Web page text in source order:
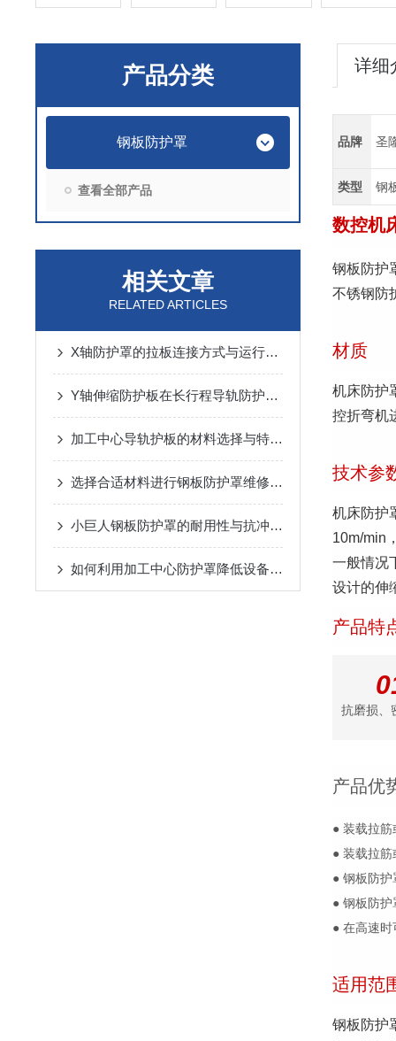
产品分类
钢板防护罩
查看全部产品
相关文章
RELATED ARTICLES
X轴防护罩的拉板连接方式与运行噪音控制
Y轴伸缩防护板在长行程导轨防护中的设计与应用
加工中心导轨护板的材料选择与特点说明
选择合适材料进行钢板防护罩维修与更换
小巨人钢板防护罩的耐用性与抗冲击性能分析
如何利用加工中心防护罩降低设备损耗？
详细
品牌 圣
类型 钢
数控机
钢板防护
不锈钢防
材质
机床防护
控折弯机
技术参
机床防护
10m/min
一般情况
设计的伸
产品特
抗磨损、
产品优
● 装载拉
● 装载拉
● 钢板防
● 钢板防
● 在高速
适用范
钢板防护